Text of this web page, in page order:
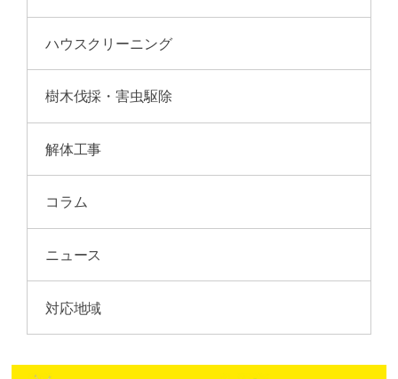
ハウスクリーニング
樹木伐採・害虫駆除
解体工事
コラム
ニュース
対応地域